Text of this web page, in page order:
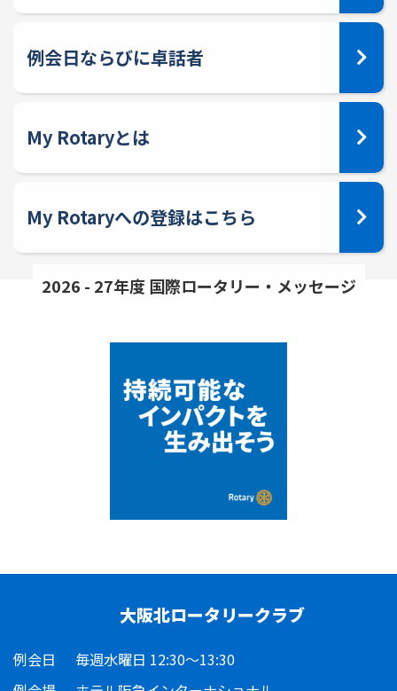
例会日ならびに卓話者
My Rotaryとは
My Rotaryへの登録はこちら
2026 - 27年度 国際ロータリー・メッセージ
大阪北ロータリークラブ
例会日
毎週水曜日 12:30～13:30